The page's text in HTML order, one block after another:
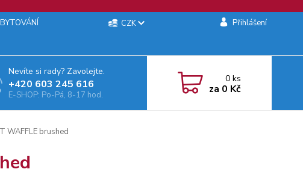
CZK Přihlášení
Nevíte si rady? Zavolejte.
+‭420 603 245 616‬
E-SHOP: Po-Pá, 8-17 hod.
0ks
za 0 Kč
WAFFLE brushed